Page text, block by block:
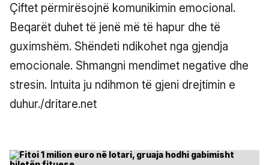
Çiftet përmirësojnë komunikimin emocional.
Beqarët duhet të jenë më të hapur dhe të
guximshëm. Shëndeti ndikohet nga gjendja
emocionale. Shmangni mendimet negative dhe
stresin. Intuita ju ndihmon të gjeni drejtimin e
duhur./dritare.net